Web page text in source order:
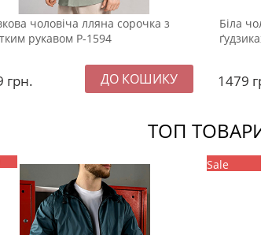
чоловіча лляна сорочка з
рукавом Р-1594
грн.
Біла
1479
ТОП
Sale